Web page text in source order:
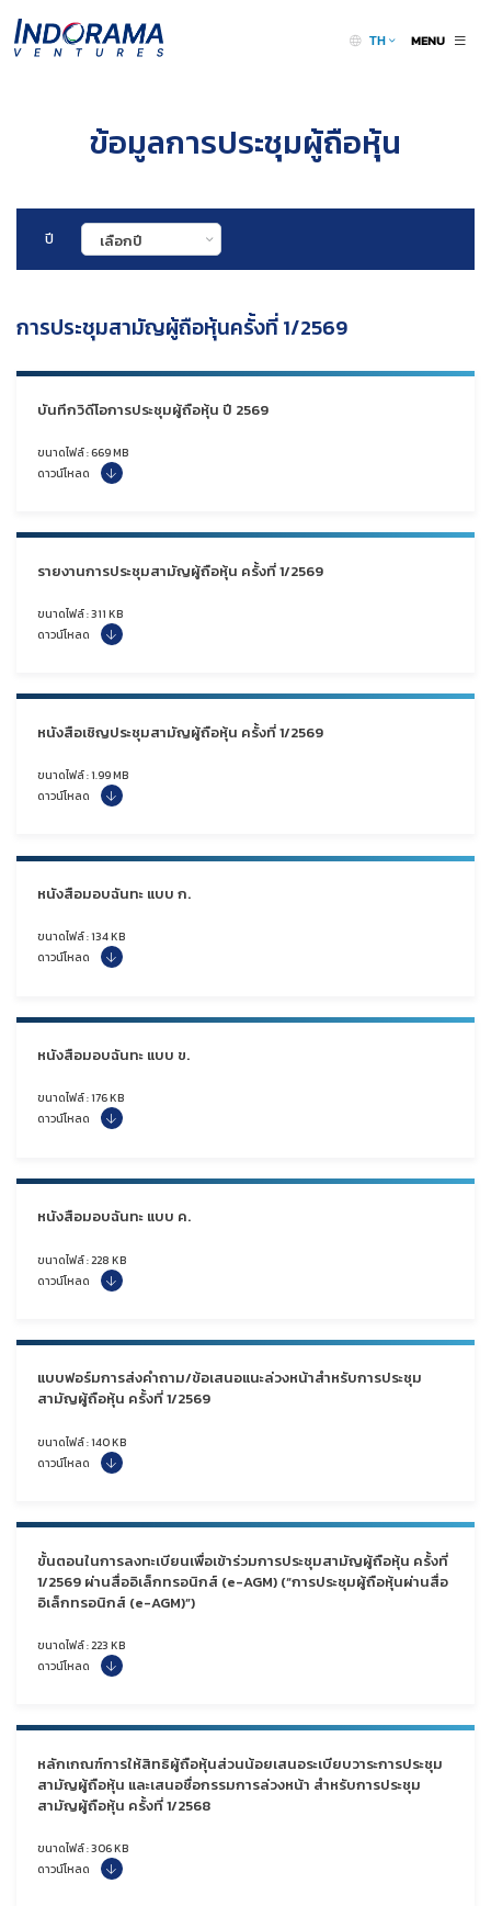
TH MENU
ข้อมูลการประชุมผู้ถือหุ้น
ปี เลือกปี
การประชุมสามัญผู้ถือหุ้นครั้งที่ 1/2569
บันทึกวิดีโอการประชุมผู้ถือหุ้น ปี 2569
ขนาดไฟล์ : 669 MB
ดาวน์โหลด
รายงานการประชุมสามัญผู้ถือหุ้น ครั้งที่ 1/2569
ขนาดไฟล์ : 311 KB
ดาวน์โหลด
หนังสือเชิญประชุมสามัญผู้ถือหุ้น ครั้งที่ 1/2569
ขนาดไฟล์ : 1.99 MB
ดาวน์โหลด
หนังสือมอบฉันทะ แบบ ก.
ขนาดไฟล์ : 134 KB
ดาวน์โหลด
หนังสือมอบฉันทะ แบบ ข.
ขนาดไฟล์ : 176 KB
ดาวน์โหลด
หนังสือมอบฉันทะ แบบ ค.
ขนาดไฟล์ : 228 KB
ดาวน์โหลด
แบบฟอร์มการส่งคำถาม/ข้อเสนอแนะล่วงหน้าสำหรับการประชุม
สามัญผู้ถือหุ้น ครั้งที่ 1/2569
ขนาดไฟล์ : 140 KB
ดาวน์โหลด
ขั้นตอนในการลงทะเบียนเพื่อเข้าร่วมการประชุมสามัญผู้ถือหุ้น ครั้งที่
1/2569 ผ่านสื่ออิเล็กทรอนิกส์ (e-AGM) (“การประชุมผู้ถือหุ้นผ่านสื่อ
อิเล็กทรอนิกส์ (e-AGM)”)
ขนาดไฟล์ : 223 KB
ดาวน์โหลด
หลักเกณฑ์การให้สิทธิผู้ถือหุ้นส่วนน้อยเสนอระเบียบวาระการประชุม
สามัญผู้ถือหุ้น และเสนอชื่อกรรมการล่วงหน้า สำหรับการประชุม
สามัญผู้ถือหุ้น ครั้งที่ 1/2568
ขนาดไฟล์ : 306 KB
ดาวน์โหลด